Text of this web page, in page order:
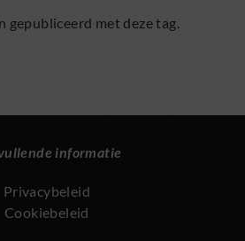
gepubliceerd met deze tag.
informatie
Privacybeleid
Cookiebeleid